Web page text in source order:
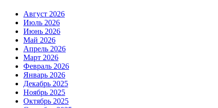
Август 2026
Июль 2026
Июнь 2026
Май 2026
Апрель 2026
Март 2026
Февраль 2026
Январь 2026
Декабрь 2025
Ноябрь 2025
Октябрь 2025